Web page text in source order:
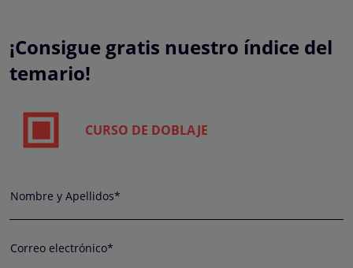
¡Consigue gratis nuestro índice del
temario!
CURSO DE DOBLAJE
Nombre y Apellidos*
Correo electrónico*